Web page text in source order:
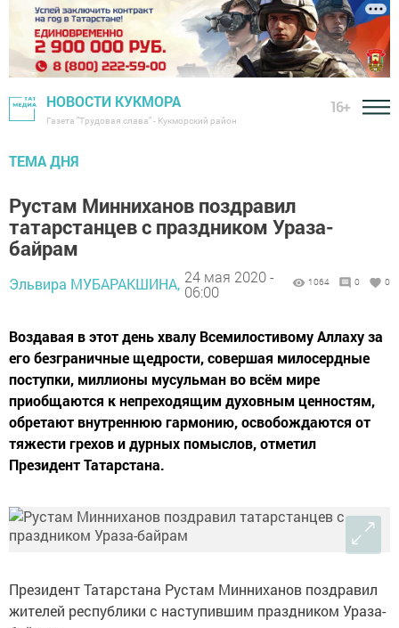
НОВОСТИ КУКМОРА
Газета "Трудовая слава" - Кукморский район
16+
ТЕМА ДНЯ
Рустам Минниханов поздравил
татарстанцев с праздником Ураза-
байрам
Эльвира МУБАРАКШИНА, 24 мая 2020 -
06:00
1064 0 0
Воздавая в этот день хвалу Всемилостивому Аллаху за
его безграничные щедрости, совершая милосердные
поступки, миллионы мусульман во всём мире
приобщаются к непреходящим духовным ценностям,
обретают внутреннюю гармонию, освобождаются от
тяжести грехов и дурных помыслов, отметил
Президент Татарстана.
Президент Татарстана Рустам Минниханов поздравил
жителей республики с наступившим праздником Ураза-